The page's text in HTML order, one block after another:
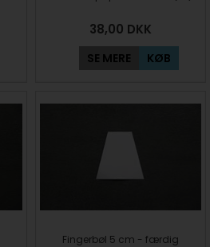
38,00 DKK
SE MERE KØB
Fingerbøl 5 cm - færdig